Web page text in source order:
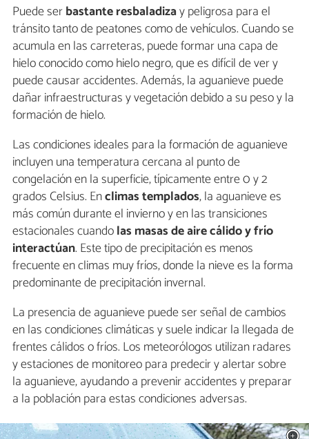
Puede serbastante resbaladizay peligrosa para el
tránsito tanto de peatones como de vehículos. Cuando se
acumula en las carreteras, puede formar una capa de
hielo conocido como hielo negro, que es difícil de ver y
puede causar accidentes. Además, la aguanieve puede
dañar infraestructuras y vegetación debido a su peso y la
formación de hielo.
Las condiciones ideales para la formación de aguanieve
incluyen una temperatura cercana al punto de
congelación en la superficie, típicamente entre 0 y 2
grados Celsius. Enclimas templados, la aguanieve es
más común durante el invierno y en las transiciones
estacionales cuandolas masas de aire cálido y frío
interactúan. Este tipo de precipitación es menos
frecuente en climas muy fríos, donde la nieve es la forma
predominante de precipitación invernal.
La presencia de aguanieve puede ser señal de cambios
en las condiciones climáticas y suele indicar la llegada de
frentes cálidos o fríos. Los meteorólogos utilizan radares
y estaciones de monitoreo para predecir y alertar sobre
la aguanieve, ayudando a prevenir accidentes y preparar
a la población para estas condiciones adversas.